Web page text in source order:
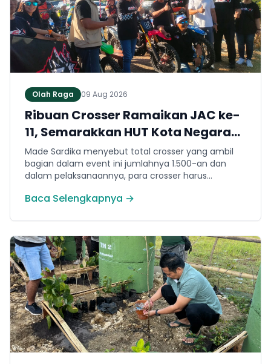
Olah Raga 09 Aug 2026
Ribuan Crosser Ramaikan JAC ke-
11, Semarakkan HUT Kota Negara
ke-131
Made Sardika menyebut total crosser yang ambil
bagian dalam event ini jumlahnya 1.500-an dan
dalam pelaksanaannya, para crosser harus
tanah, tanjakan, turunan hingga trek yang
Baca Selengkapnya →